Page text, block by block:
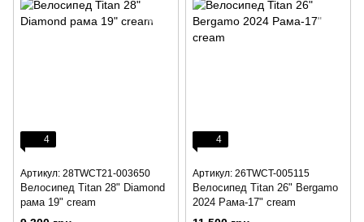
4
Артикул: 28TWCT21-003650
Велосипед Titan 28" Diamond
рама 19" cream
4
Артикул: 26TWCT-005115
Велосипед Titan 26" Bergamo
2024 Рама-17" cream